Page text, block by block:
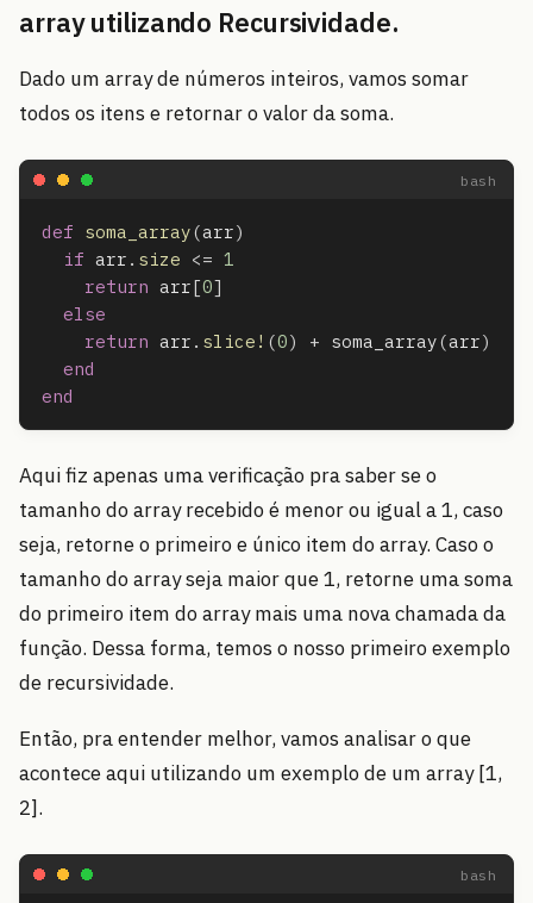
array utilizando Recursividade.
Dado um array de números inteiros, vamos somar
todos os itens e retornar o valor da soma.
def soma_array(arr)
if arr . size <= 1
return arr[0]
else
return arr . slice! (0) + soma_array(arr)
end
end
Aqui fiz apenas uma verificação pra saber se o
tamanho do array recebido é menor ou igual a 1, caso
seja, retorne o primeiro e único item do array. Caso o
tamanho do array seja maior que 1, retorne uma soma
do primeiro item do array mais uma nova chamada da
função. Dessa forma, temos o nosso primeiro exemplo
de recursividade.
Então, pra entender melhor, vamos analisar o que
acontece aqui utilizando um exemplo de um array [1,
2].